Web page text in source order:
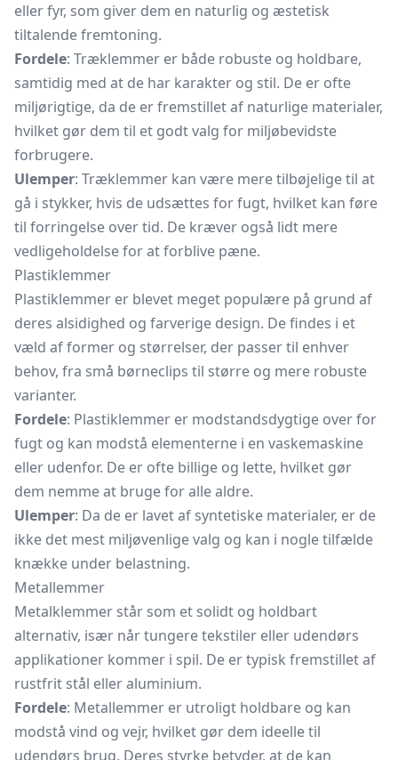
eller fyr, som giver dem en naturlig og æstetisk
tiltalende fremtoning.
Fordele: Træklemmer er både robuste og holdbare,
samtidig med at de har karakter og stil. De er ofte
miljørigtige, da de er fremstillet af naturlige materialer,
hvilket gør dem til et godt valg for miljøbevidste
forbrugere.
Ulemper: Træklemmer kan være mere tilbøjelige til at
gå i stykker, hvis de udsættes for fugt, hvilket kan føre
til forringelse over tid. De kræver også lidt mere
vedligeholdelse for at forblive pæne.
Plastiklemmer
Plastiklemmer er blevet meget populære på grund af
deres alsidighed og farverige design. De findes i et
væld af former og størrelser, der passer til enhver
behov, fra små børneclips til større og mere robuste
varianter.
Fordele: Plastiklemmer er modstandsdygtige over for
fugt og kan modstå elementerne i en vaskemaskine
eller udenfor. De er ofte billige og lette, hvilket gør
dem nemme at bruge for alle aldre.
Ulemper: Da de er lavet af syntetiske materialer, er de
ikke det mest miljøvenlige valg og kan i nogle tilfælde
knække under belastning.
Metallemmer
Metalklemmer står som et solidt og holdbart
alternativ, især når tungere tekstiler eller udendørs
applikationer kommer i spil. De er typisk fremstillet af
rustfrit stål eller aluminium.
Fordele: Metallemmer er utroligt holdbare og kan
modstå vind og vejr, hvilket gør dem ideelle til
udendørs brug. Deres styrke betyder, at de kan